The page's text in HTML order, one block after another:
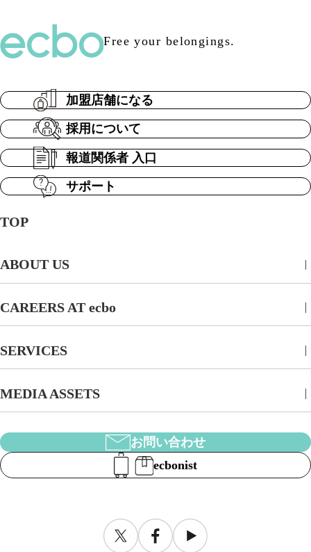
Free your belongings.
TOP
ABOUT US
CAREERS AT ecbo
SERVICES
MEDIA ASSETS
加盟店舗になる
採用について
報道関係者 入口
サポート
お問い合わせ
ecbonist